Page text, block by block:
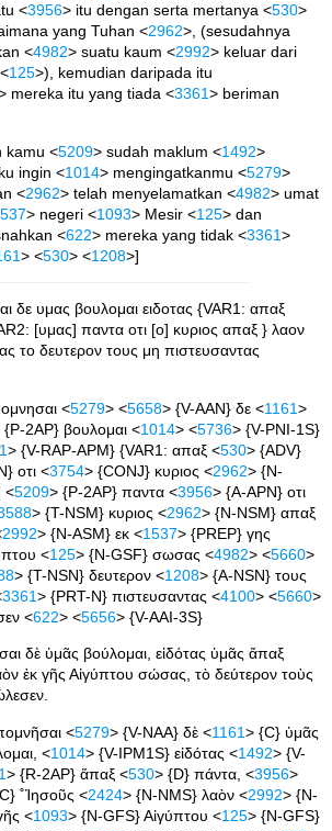
<3956> itu dengan serta mertanya <530>
yang Tuhan <2962>, (sesudahnya
<4982> suatu kaum <2992> keluar dari
125>), kemudian daripada itu
mereka itu yang tiada <3361> beriman
kamu <5209> sudah maklum <1492>
ingin <1014> mengingatkanmu <5279>
<2962> telah menyelamatkan <4982> umat
> negeri <1093> Mesir <125> dan
<622> mereka yang tidak <3361>
> <530> <1208>]
δε υμας βουλομαι ειδοτας {VAR1: απαξ
[υμας] παντα οτι [ο] κυριος απαξ } λαον
το δευτερον τους μη πιστευσαντας
<5279> <5658> {V-AAN} δε <1161>
{P-2AP} βουλομαι <1014> <5736> {V-PNI-1S}
> {V-RAP-APM} {VAR1: απαξ <530> {ADV}
οτι <3754> {CONJ} κυριος <2962> {N-
<5209> {P-2AP} παντα <3956> {A-APN} οτι
> {T-NSM} κυριος <2962> {N-NSM} απαξ
2992> {N-ASM} εκ <1537> {PREP} γης
<125> {N-GSF} σωσας <4982> <5660>
> {T-NSN} δευτερον <1208> {A-NSN} τους
3361> {PRT-N} πιστευσαντας <4100> <5660>
<622> <5656> {V-AAI-3S}
δὲ ὑμᾶς βούλομαι, εἰδότας ὑμᾶς ἅπαξ
ἐκ γῆς Αἰγύπτου σώσας, τὸ δεύτερον τοὺς
<5279> {V-NAA} δὲ <1161> {C} ὑμᾶς
<1014> {V-IPM1S} εἰδότας <1492> {V-
> {R-2AP} ἅπαξ <530> {D} πάντα, <3956>
˚Ἰησοῦς <2424> {N-NMS} λαὸν <2992> {N-
<1093> {N-GFS} Αἰγύπτου <125> {N-GFS}